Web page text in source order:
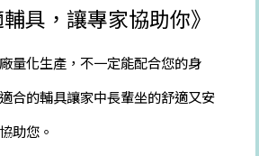
輔具，讓專家協助你》
量化生產，不一定能配合您的身
合的輔具讓家中長輩坐的舒適又安
助您。